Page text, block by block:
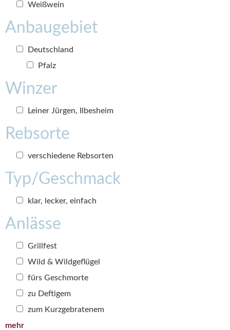
Weißwein
Anbaugebiet
Deutschland
Pfalz
Winzer
Leiner Jürgen, Ilbesheim
Rebsorte
verschiedene Rebsorten
Typ/Geschmack
klar, lecker, einfach
Anlässe
Grillfest
Wild & Wildgeflügel
fürs Geschmorte
zu Deftigem
zum Kurzgebratenem
mehr